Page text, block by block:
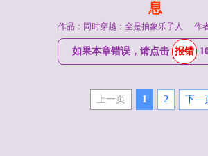
息
作品：同时穿越：全是抽象乐子人 作
如果本章错误，请点击 报错
上一页 1 2 下—